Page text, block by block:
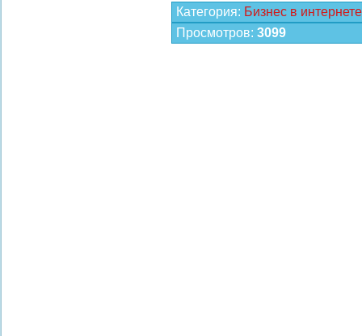
Категория: Бизнес в интернете
Просмотров: 3099